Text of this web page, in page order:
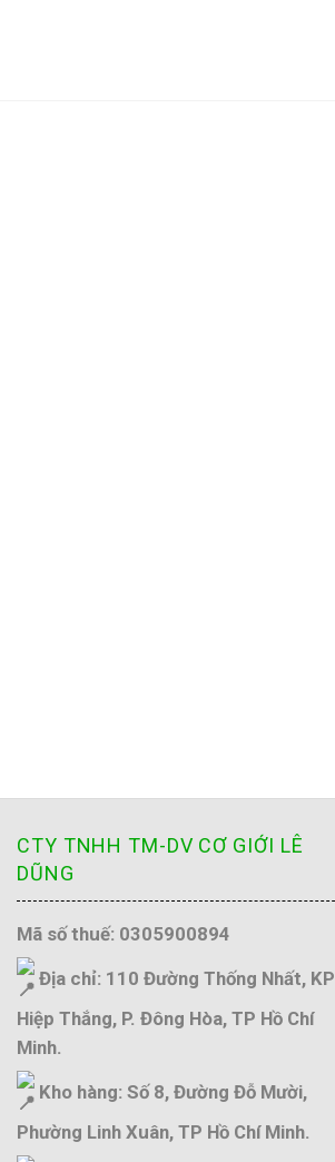
CTY TNHH TM-DV CƠ GIỚI LÊ
DŨNG
Mã số thuế: 0305900894
Địa chỉ: 110 Đường Thống Nhất, KP
Hiệp Thắng, P. Đông Hòa, TP Hồ Chí
Minh.
Kho hàng: Số 8, Đường Đỗ Mười,
Phường Linh Xuân, TP Hồ Chí Minh.